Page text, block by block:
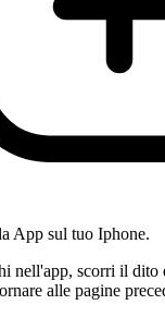
App sul tuo Iphone.
nell'app, scorri il dito
alle pagine